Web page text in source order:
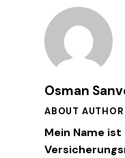
Osman
ABOUT AUTHOR
Mein Name